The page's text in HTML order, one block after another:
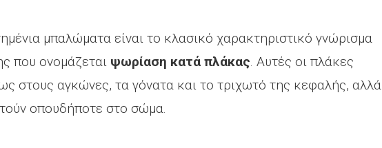
μπαλώματα είναι το κλασικό χαρακτηριστικό γνώρισμα
που ονομάζεται ψωρίαση κατά πλάκας. Αυτές οι πλάκες
στους αγκώνες, τα γόνατα και το τριχωτό της κεφαλής, αλλά
οπουδήποτε στο σώμα.